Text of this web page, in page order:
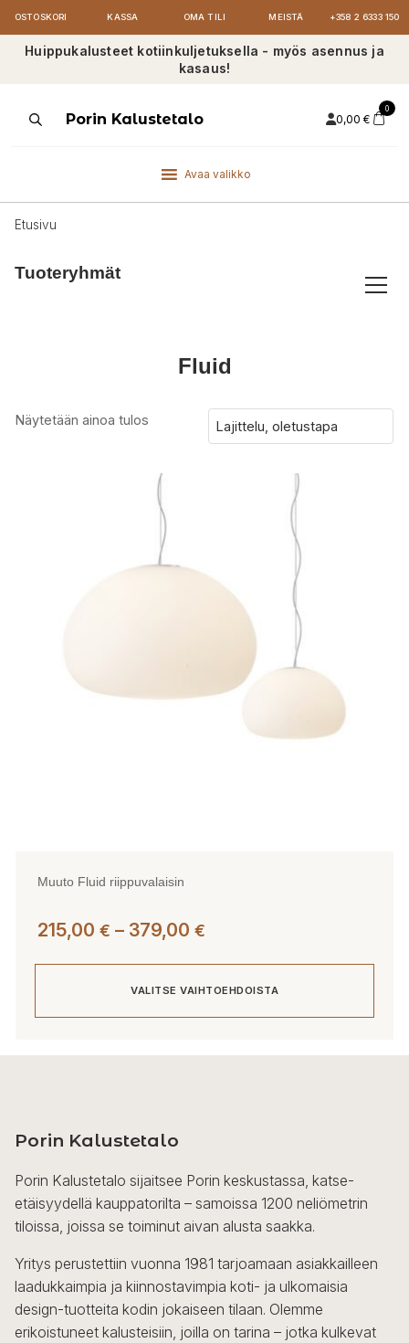
OSTOSKORI KASSA OMA TILI MEISTÄ +358 2 6333 150
Huippukalusteet kotiinkuljetuksella - myös asennus ja
kasaus!
ProductsPorin Kalustetalo 0,00 €
0
Avaa valikko
Etusivu
Tuoteryhmät
Fluid
Näytetään ainoa tulos
Muuto Fluid riippuvalaisin
215,00 € – 379,00 €
379,00 €
VALITSE VAIHTOEHDOISTA
muunnelma.
tehdä
valinnat
tuotteen
sivulla.
Porin Kalustetalo
Porin Kalustetalo sijaitsee Porin keskustassa, katse-
etäisyydellä kauppatorilta – samoissa 1200 neliömetrin
tiloissa, joissa se toiminut aivan alusta saakka.
Yritys perustettiin vuonna 1981 tarjoamaan asiakkailleen
laadukkaimpia ja kiinnostavimpia koti- ja ulkomaisia
design-tuotteita kodin jokaiseen tilaan. Olemme
erikoistuneet kalusteisiin, joilla on tarina – jotka kulkevat